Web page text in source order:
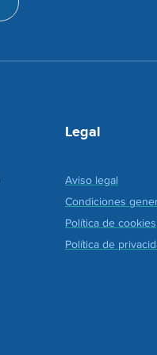
Legal
Aviso legal
Condiciones
Política de cookies
Política de